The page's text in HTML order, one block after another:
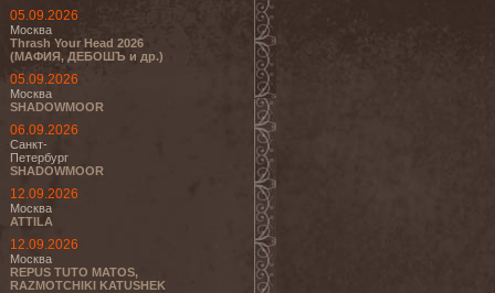
05.09.2026
Москва
Thrash Your Head 2026
(МАФИЯ, ДЕБОШЪ и др.)
05.09.2026
Москва
SHADOWMOOR
06.09.2026
Санкт-
Петербург
SHADOWMOOR
12.09.2026
Москва
ATTILA
12.09.2026
Москва
REPUS TUTO MATOS,
RAZMOTCHIKI KATUSHEK